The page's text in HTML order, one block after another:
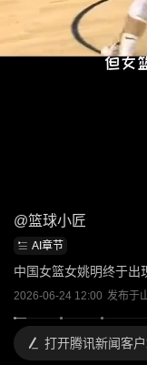
@篮球小匠
AI章节
中国女篮女姚明终于出
2026-06-24 12:00 发布于
打开腾讯新闻客